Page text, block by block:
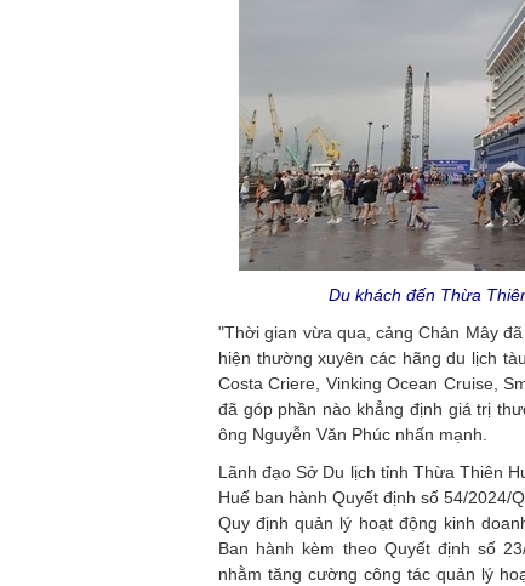
Du khách đến Thừa
"Thời gian vừa qua, cảng Chân Mây
hiện thường xuyên các hãng du lịch
Costa Criere, Vinking Ocean Cruise,
đã góp phần nào khẳng định giá trị
ông Nguyễn Văn Phúc nhấn mạnh.
Lãnh đạo Sở Du lịch tỉnh Thừa Thiên
Huế ban hành Quyết định số 54/2024/
Quy định quản lý hoạt động kinh
Ban hành kèm theo Quyết định số
nhằm tăng cường công tác quản lý